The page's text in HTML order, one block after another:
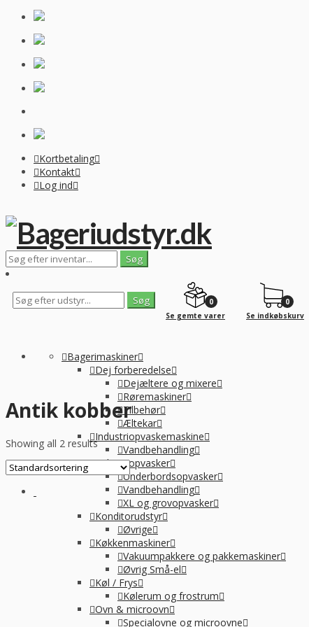
Kortbetaling
Kontakt
Log ind
0
Se gemte varer
0
Se indkøbskurv
Bagerimaskiner
Dej forberedelse
Dejæltere og mixere
Røremaskiner
Tilbehør
Æltekar
Industriopvaskemaskine
Vandbehandling
Industriopvasker
Underbordsopvasker
Vandbehandling
XL og grovopvasker
Konditorudstyr
Øvrige
Køkkenmaskiner
Vakuumpakkere og pakkemaskiner
Øvrig Små-el
Køl / Frys
Kølerum og frostrum
Ovn & microovn
Specialovne og microovne
Antik kobber
Showing all 2 results